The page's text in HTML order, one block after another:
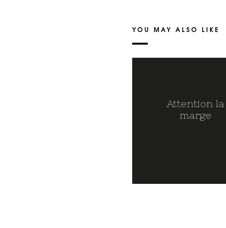
YOU MAY ALSO LIKE
Attention la
marge